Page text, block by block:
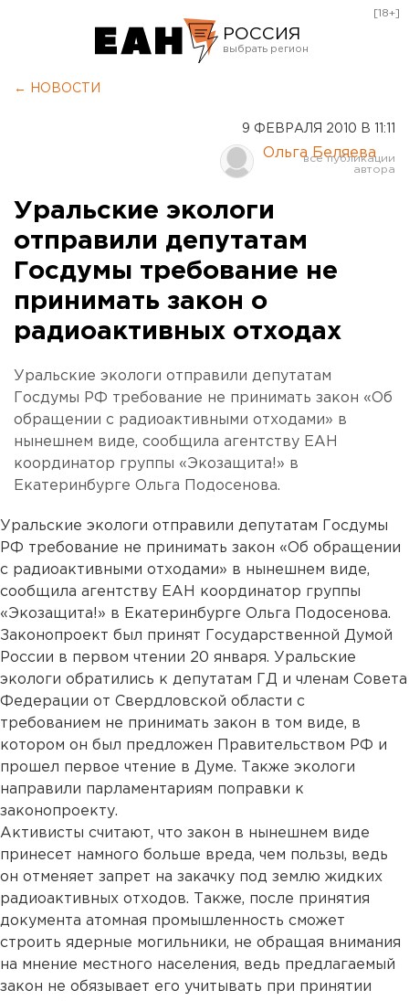
РОССИЯ
Курган
Оренбург
[18+]
← НОВОСТИ
9 ФЕВРАЛЯ 2010 В 11:11
Ольга Беляева
Уральские экологи
отправили депутатам
Госдумы требование не
принимать закон о
радиоактивных отходах
Уральские экологи отправили депутатам
Госдумы РФ требование не принимать закон «Об
обращении с радиоактивными отходами» в
нынешнем виде, сообщила агентству ЕАН
координатор группы «Экозащита!» в
Екатеринбурге Ольга Подосенова.
Уральские экологи отправили депутатам Госдумы
РФ требование не принимать закон «Об обращении
с радиоактивными отходами» в нынешнем виде,
сообщила агентству ЕАН координатор группы
«Экозащита!» в Екатеринбурге Ольга Подосенова.
Законопроект был принят Государственной Думой
России в первом чтении 20 января. Уральские
экологи обратились к депутатам ГД и членам Совета
Федерации от Свердловской области с
требованием не принимать закон в том виде, в
котором он был предложен Правительством РФ и
прошел первое чтение в Думе. Также экологи
направили парламентариям поправки к
законопроекту.
Активисты считают, что закон в нынешнем виде
принесет намного больше вреда, чем пользы, ведь
он отменяет запрет на закачку под землю жидких
радиоактивных отходов. Также, после принятия
документа атомная промышленность сможет
строить ядерные могильники, не обращая внимания
на мнение местного населения, ведь предлагаемый
закон не обязывает его учитывать при принятии